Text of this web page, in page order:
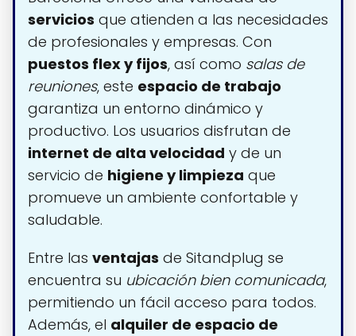
servicios que atienden a las necesidades
de profesionales y empresas. Con
puestos flex y fijos, así como salas de
reuniones, este espacio de trabajo
garantiza un entorno dinámico y
productivo. Los usuarios disfrutan de
internet de alta velocidad y de un
servicio de higiene y limpieza que
promueve un ambiente confortable y
saludable.
Entre las ventajas de Sitandplug se
encuentra su ubicación bien comunicada,
permitiendo un fácil acceso para todos.
Además, el alquiler de espacio de